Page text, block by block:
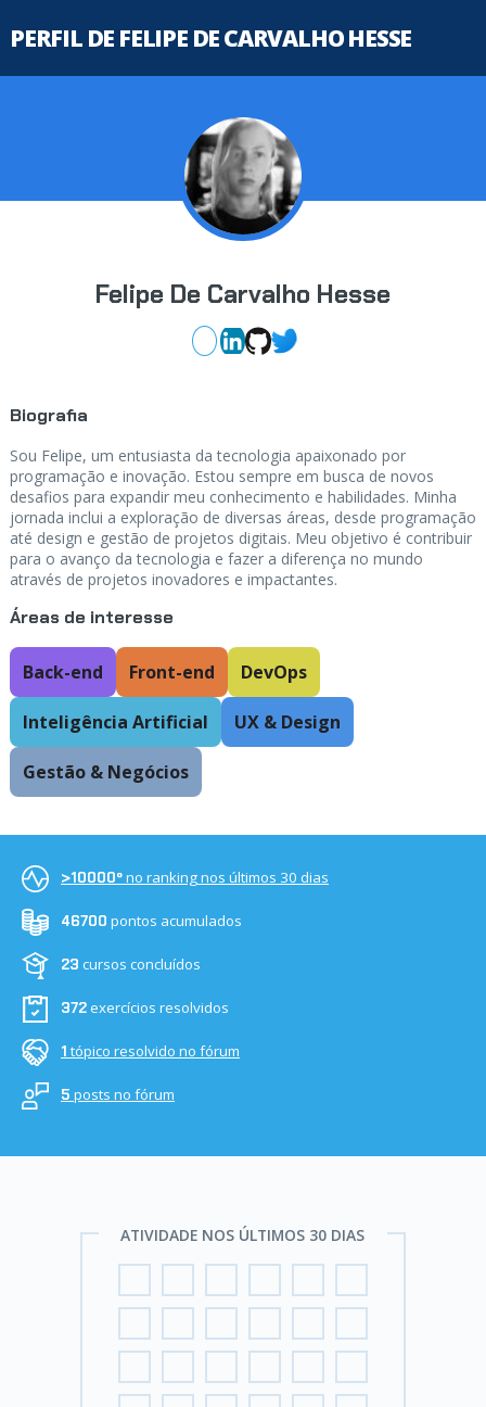
PERFIL DE FELIPE DE CARVALHO HESSE
Felipe De Carvalho Hesse
Biografia
Sou Felipe, um entusiasta da tecnologia apaixonado por
programação e inovação. Estou sempre em busca de novos
desafios para expandir meu conhecimento e habilidades. Minha
jornada inclui a exploração de diversas áreas, desde programação
até design e gestão de projetos digitais. Meu objetivo é contribuir
para o avanço da tecnologia e fazer a diferença no mundo
através de projetos inovadores e impactantes.
Áreas de interesse
Back-end Front-end DevOps
Inteligência Artificial UX & Design
Gestão & Negócios
>10000ºno ranking nos últimos 30 dias
46700 pontos acumulados
23 cursos concluídos
372exercícios resolvidos
1 tópico resolvido no fórum
5 posts no fórum
ATIVIDADE NOS ÚLTIMOS 30 DIAS